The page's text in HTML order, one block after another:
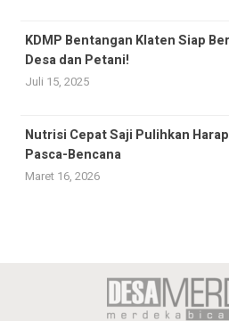
KDMP Bentangan Klaten Siap
Desa dan Petani!
Juli 15, 2025
Nutrisi Cepat Saji Pulihkan
Pasca-Bencana
Maret 16, 2026